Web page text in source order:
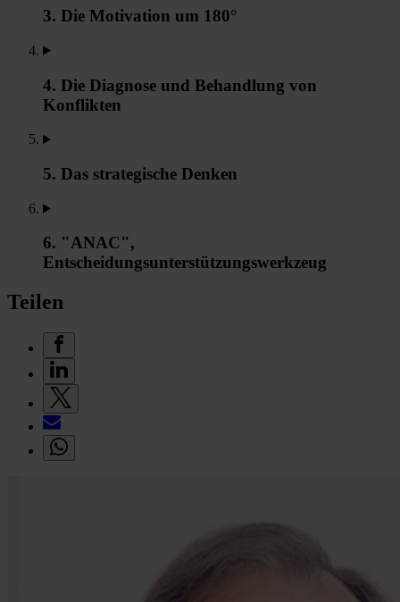
3. Die Motivation um 180°
4. Die Diagnose und Behandlung von
Konflikten
5. Das strategische Denken
6. "ANAC",
Entscheidungsunterstützungswerkzeug
Teilen